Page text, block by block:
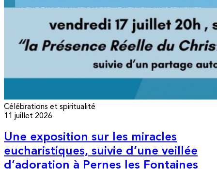
Célébrations et spiritualité
11 juillet 2026
Une exposition sur les miracles
eucharistiques, suivie d’une veillée
d’adoration à Pernes les Fontaines